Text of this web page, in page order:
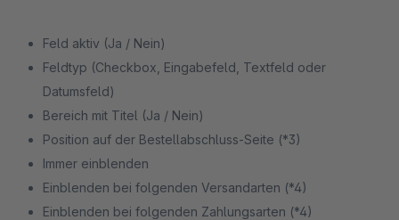
Feld aktiv (Ja / Nein)
Feldtyp (Checkbox, Eingabefeld, Textfeld oder
Datumsfeld)
Bereich mit Titel (Ja / Nein)
Position auf der Bestellabschluss-Seite (*3)
Immer einblenden
Einblenden bei folgenden Versandarten (*4)
Einblenden bei folgenden Zahlungsarten (*4)